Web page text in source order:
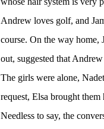
Andrew loves golf, and
course. On the way home,
out, suggested that
The girls were alone,
request, Elsa brought
Needless to say, the